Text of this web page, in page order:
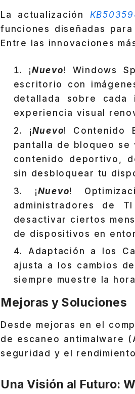
La actualización
funciones diseñadas
Entre las innovaciones
¡Nuevo! Windows
escritorio con
detallada sobre cada
experiencia visual
¡Nuevo! Contenido
pantalla de bloqueo se
contenido deportivo,
sin desbloquear tu
¡Nuevo!
administradores de
desactivar ciertos
de dispositivos en
Adaptación a los
ajusta a los cambios
siempre muestre la
Mejoras y Soluciones
Desde mejoras en el
de escaneo antimalware
seguridad y el
Una Visión al Futuro: